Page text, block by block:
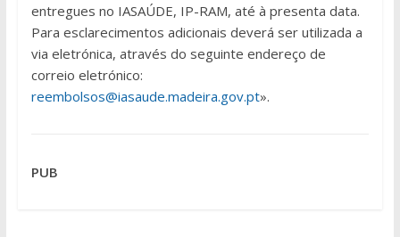
entregues no IASAÚDE, IP-RAM, até à presenta data.
Para esclarecimentos adicionais deverá ser utilizada a
via eletrónica, através do seguinte endereço de
correio eletrónico:
reembolsos@iasaude.madeira.gov.pt».
PUB